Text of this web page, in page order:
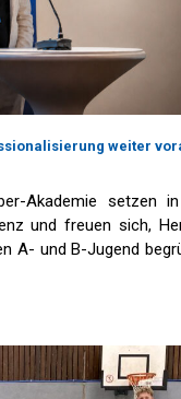
weiter
Akademie setzen
und freuen sich,
A- und B-Jugend